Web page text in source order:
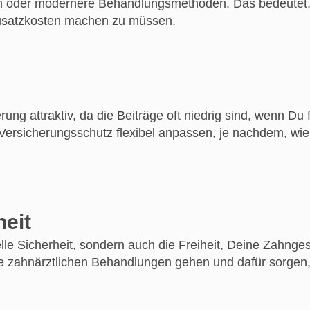
modernere Behandlungsmethoden. Das
machen zu müssen.
attraktiv, da die Beiträge oft niedrig sind, wenn Du
flexibel anpassen, je nachdem,
Sicherheit, sondern auch die Freiheit, Deine
Behandlungen gehen und dafür